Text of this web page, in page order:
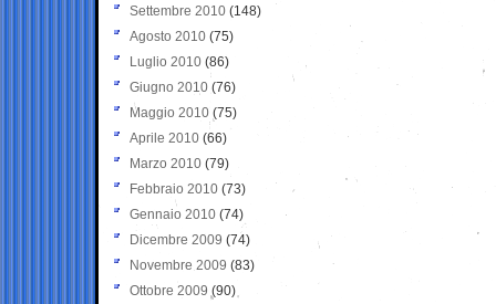
Settembre 2010 (148)
Agosto 2010 (75)
Luglio 2010 (86)
Giugno 2010 (76)
Maggio 2010 (75)
Aprile 2010 (66)
Marzo 2010 (79)
Febbraio 2010 (73)
Gennaio 2010 (74)
Dicembre 2009 (74)
Novembre 2009 (83)
Ottobre 2009 (90)